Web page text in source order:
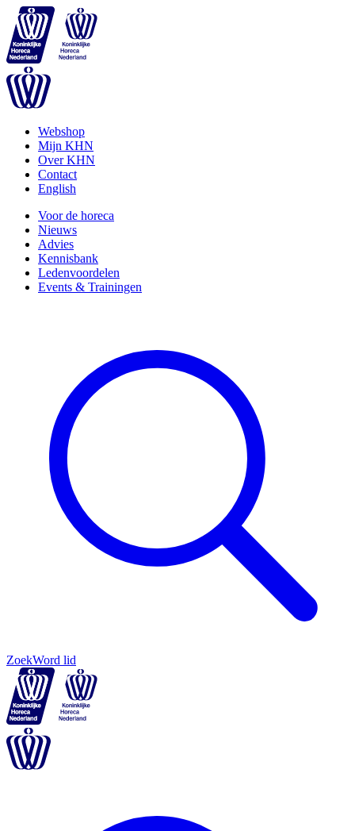
Webshop
Mijn KHN
Over KHN
Contact
English
Voor de horeca
Nieuws
Advies
Kennisbank
Ledenvoordelen
Events & Trainingen
ZoekWord lid